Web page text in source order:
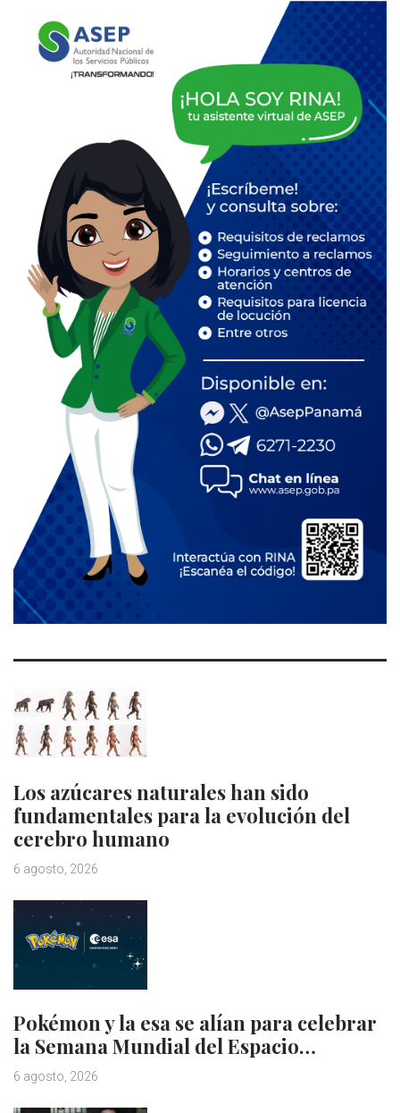
Los azúcares naturales han sido
fundamentales para la evolución del
cerebro humano
6 agosto, 2026
Pokémon y la esa se alían para celebrar
la Semana Mundial del Espacio…
6 agosto, 2026